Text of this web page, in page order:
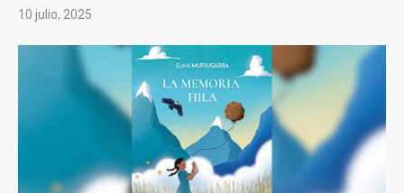
10 julio, 2025